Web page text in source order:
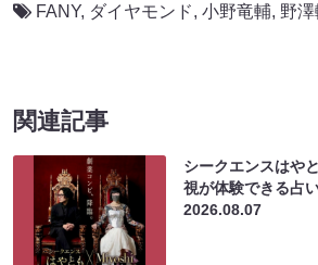
FANY, ダイヤモンド, 小野竜輔, 野澤
関連記事
シークエンスはや
視が体験できる占
2026.08.07